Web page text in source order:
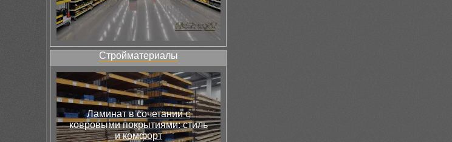
Стройматериалы
Ламинат в сочетании с
ковровыми покрытиями: стиль
и комфорт